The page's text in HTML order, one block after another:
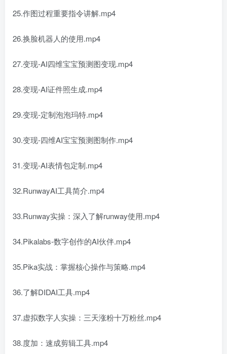
25.作图过程重要指令讲解.mp4
26.换脸机器人的使用.mp4
27.变现-AI四维宝宝预测图变现.mp4
28.变现-AI证件照生成.mp4
29.变现-定制泡泡玛特.mp4
30.变现-四维AI宝宝预测图制作.mp4
31.变现-AI表情包定制.mp4
32.RunwayAI工具简介.mp4
33.Runway实操：深入了解runway使用.mp4
34.Pikalabs-数字创作的AI伙伴.mp4
35.Pika实战：掌握核心操作与策略.mp4
36.了解DIDAI工具.mp4
37.虚拟数字人实操：三天涨粉十万粉丝.mp4
38.度加：速成剪辑工具.mp4